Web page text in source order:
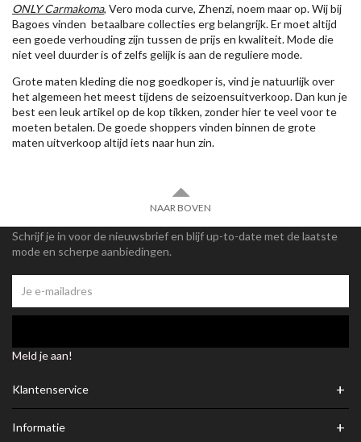
ONLY Carmakoma, Vero moda curve, Zhenzi, noem maar op. Wij bij
Bagoes vinden betaalbare collecties erg belangrijk. Er moet altijd
een goede verhouding zijn tussen de prijs en kwaliteit. Mode die
niet veel duurder is of zelfs gelijk is aan de reguliere mode.
Grote maten kleding die nog goedkoper is, vind je natuurlijk over
het algemeen het meest tijdens de seizoensuitverkoop. Dan kun je
best een leuk artikel op de kop tikken, zonder hier te veel voor te
moeten betalen. De goede shoppers vinden binnen de grote
maten uitverkoop altijd iets naar hun zin.
NAAR BOVEN
Schrijf je in voor de nieuwsbrief en blijf up-to-date met de laatste
mode en scherpe aanbiedingen.
Meld je aan!
Klantenservice +
Informatie +